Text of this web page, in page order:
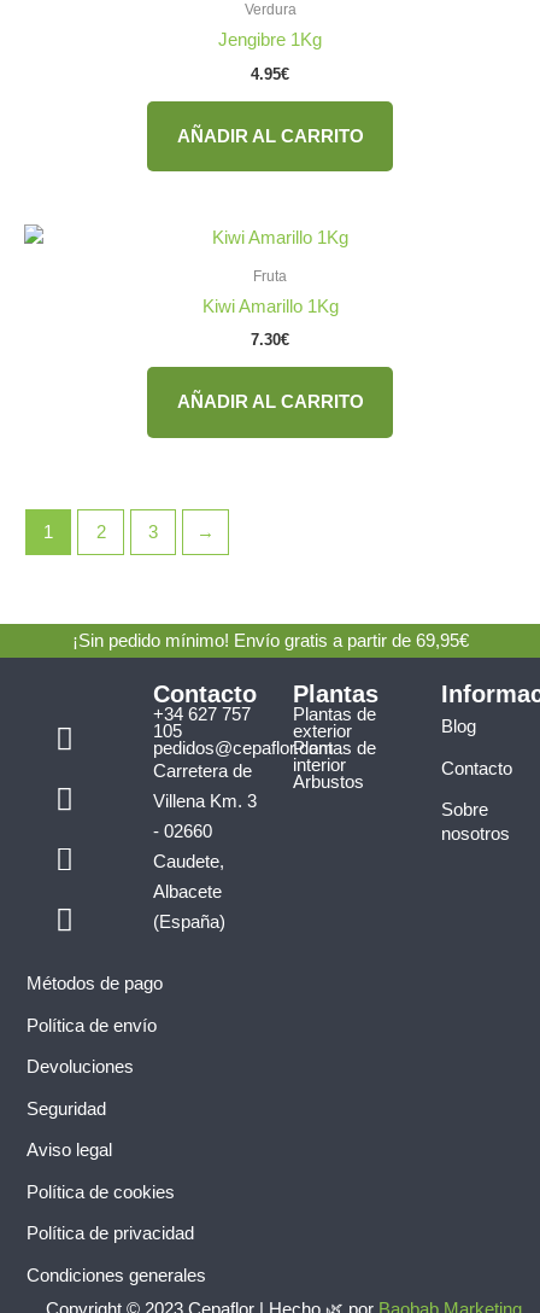
Verdura
Jengibre 1Kg
4.95€
AÑADIR AL CARRITO
Fruta
Kiwi Amarillo 1Kg
7.30€
AÑADIR AL CARRITO
1 2 3 →
¡Sin pedido mínimo! Envío gratis a partir de 69,95€
F
a
c
e
b
o
o
k
I
n
s
t
a
g
r
a
P
h
o
n
-
a
l
t
W
h
a
t
a
p
p
Contacto
+34 627 757
105
pedidos@cepaflor.com
Carretera de
Villena Km. 3
- 02660
Caudete,
Albacete
(España)
Plantas
Plantas de
exterior
Plantas de
interior
Arbustos
Blog
Contacto
Sobre
nosotros
Métodos de pago
Política de envío
Devoluciones
Seguridad
Aviso legal
Política de cookies
Política de privacidad
Condiciones generales